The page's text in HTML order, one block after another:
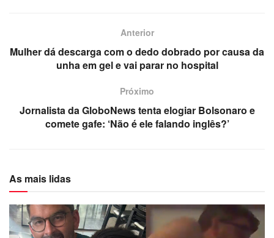
Anterior
Mulher dá descarga com o dedo dobrado por causa da
unha em gel e vai parar no hospital
Próximo
Jornalista da GloboNews tenta elogiar Bolsonaro e
comete gafe: ‘Não é ele falando inglês?’
As mais lidas